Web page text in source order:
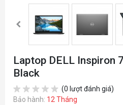
Laptop DELL Inspiron
Black
(0 lượt đánh giá)
Bảo hành: 12 Tháng